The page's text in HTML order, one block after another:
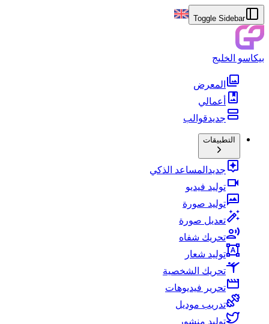
Toggle Sidebar
بيكاسو الخليج
المعرض
أعمالي
جديدقوالب
التطبيقات
جديد المساعد الذكي
توليد فيديو
توليد صورة
تعديل صورة
تحريك شفاه
توليد شعار
تحريك الشخصية
تحرير فيديوهات
تدريب موديل
توليد منشور